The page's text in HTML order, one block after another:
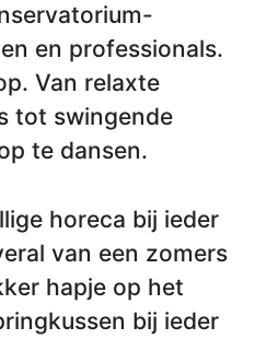
en professionals.
Van relaxte
tot swingende
te dansen.
horeca bij ieder
van een zomers
hapje op het
bij ieder